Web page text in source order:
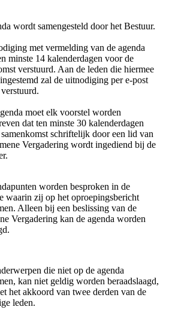
wordt samengesteld door het Bestuur.
met vermelding van de agenda
minste 14 kalenderdagen voor de
verstuurd. Aan de leden die hiermee
zal de uitnodiging per e-post
moet elk voorstel worden
dat ten minste 30 kalenderdagen
schriftelijk door een lid van
Vergadering wordt ingediend bij de
worden besproken in de
waarin zij op het oproepingsbericht
Alleen bij een beslissing van de
Vergadering kan de agenda worden
die niet op de agenda
kan niet geldig worden beraadslaagd,
het akkoord van twee derden van de
leden.